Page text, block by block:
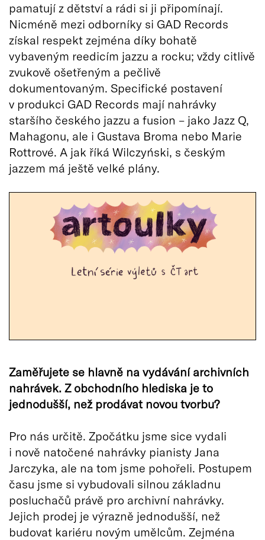
pamatují z dětství a rádi si ji připomínají.
Nicméně mezi odborníky si GAD Records
získal respekt zejména díky bohatě
vybaveným reedicím jazzu a rocku; vždy citlivě
zvukově ošetřeným a pečlivě
dokumentovaným. Specifické postavení
v produkci GAD Records mají nahrávky
staršího českého jazzu a fusion – jako Jazz Q,
Mahagonu, ale i Gustava Broma nebo Marie
Rottrové. A jak říká Wilczyński, s českým
jazzem má ještě velké plány.
Zaměřujete se hlavně na vydávání archivních
nahrávek. Z obchodního hlediska je to
jednodušší, než prodávat novou tvorbu?
Pro nás určitě. Zpočátku jsme sice vydali
i nově natočené nahrávky pianisty Jana
Jarczyka, ale na tom jsme pohořeli. Postupem
času jsme si vybudovali silnou základnu
posluchačů právě pro archivní nahrávky.
Jejich prodej je výrazně jednodušší, než
budovat kariéru novým umělcům. Zejména